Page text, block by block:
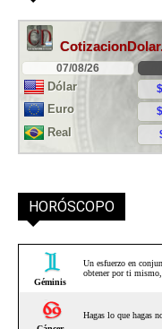
HORÓSCOPO